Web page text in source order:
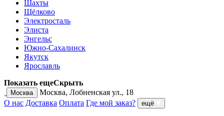
Шахты
Щёлково
Электросталь
Элиста
Энгельс
Южно-Сахалинск
Якутск
Ярославль
Показать ещеСкрыть
Москва
Москва, Лобненская ул., 18
О нас Доставка Оплата Где мой заказ? ещё